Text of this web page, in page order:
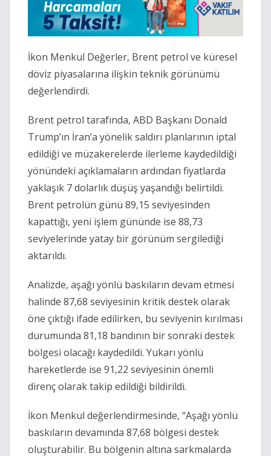
İkon Menkul Değerler, Brent petrol ve küresel
döviz piyasalarına ilişkin teknik görünümü
değerlendirdi.
Brent petrol tarafında, ABD Başkanı Donald
Trump’ın İran’a yönelik saldırı planlarının iptal
edildiği ve müzakerelerde ilerleme kaydedildiği
yönündeki açıklamaların ardından fiyatlarda
yaklaşık 7 dolarlık düşüş yaşandığı belirtildi.
Brent petrolün günü 89,15 seviyesinden
kapattığı, yeni işlem gününde ise 88,73
seviyelerinde yatay bir görünüm sergilediği
aktarıldı.
Analizde, aşağı yönlü baskıların devam etmesi
halinde 87,68 seviyesinin kritik destek olarak
öne çıktığı ifade edilirken, bu seviyenin kırılması
durumunda 81,18 bandının bir sonraki destek
bölgesi olacağı kaydedildi. Yukarı yönlü
hareketlerde ise 91,22 seviyesinin önemli
direnç olarak takip edildiği bildirildi.
İkon Menkul değerlendirmesinde, “Aşağı yönlü
baskıların devamında 87,68 bölgesi destek
oluşturabilir. Bu bölgenin altına sarkmalarda